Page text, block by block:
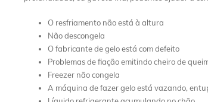
O resfriamento não está à altura
Não descongela
O fabricante de gelo está com defeito
Problemas de fiação emitindo cheiro de
Freezer não congela
A máquina de fazer gelo está vazando,